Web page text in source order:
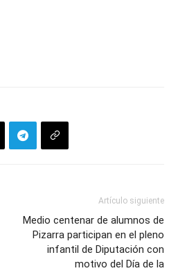
Artículo siguiente
Medio centenar de alumnos de
Pizarra participan en el pleno
infantil de Diputación con
motivo del Día de la